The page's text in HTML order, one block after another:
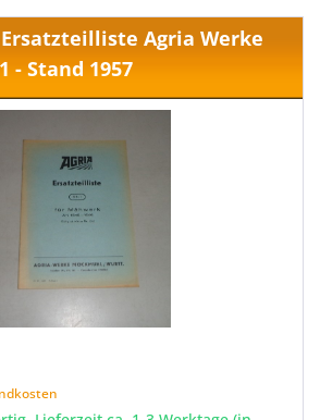
Agria Werke
- Stand 1957